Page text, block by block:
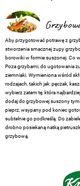
Aby przygotować potrawę z
stworzenia smacznej zupy
borowiki w formie suszonej. Co
Poza grzybami, do ugotowania
ziemniaki. Wymieniona wśród
rodzajach, takich jak: pęczak,
wybierz zatem tę, która
dodaj do grzybowej suszony
pieprz, wsypany pod koniec
subtelnie go podkreślą. Do
drobno posiekaną natką
grzybową.